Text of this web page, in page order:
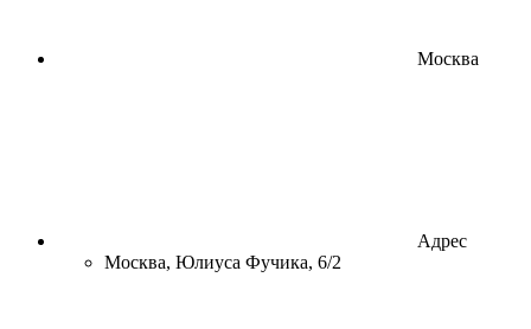
Москва
Адрес
Москва, Юлиуса Фучика, 6/2